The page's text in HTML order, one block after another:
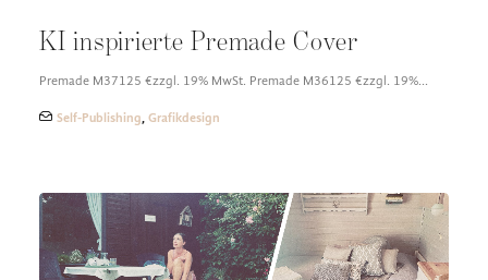
KI inspirierte Premade Cover
Premade M37125 €zzgl. 19% MwSt. Premade M36125 €zzgl. 19%…
Self-Publishing, Grafikdesign